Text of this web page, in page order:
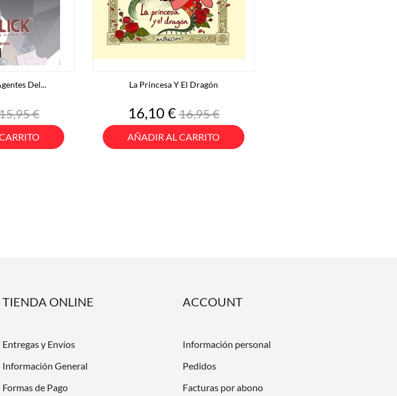
Del...
€
La Princesa Y El Dragón
Precio
16,10 €Precio
base
16,95 €
AÑADIR AL CARRITO
TIENDA ONLINE
Entregas y Envíos
Información General
Formas de Pago
ACCOUNT
Información personal
Pedidos
Facturas por abono